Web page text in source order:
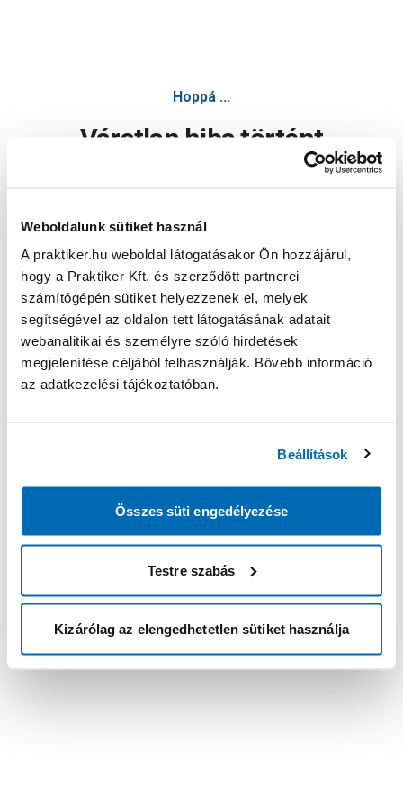
Weboldalunk sütiket használ
A praktiker.hu weboldal látogatásakor Ön hozzájárul,
hogy a Praktiker Kft. és szerződött partnerei
számítógépén sütiket helyezzenek el, melyek
segítségével az oldalon tett látogatásának adatait
webanalitikai és személyre szóló hirdetések
megjelenítése céljából felhasználják. Bővebb információ
az adatkezelési tájékoztatóban.
Beállítások
Összes süti engedélyezése
Testre szabás
Kizárólag az elengedhetetlen sütiket használja
Hoppá ...
Váratlan hiba történt
Oldal újratöltése